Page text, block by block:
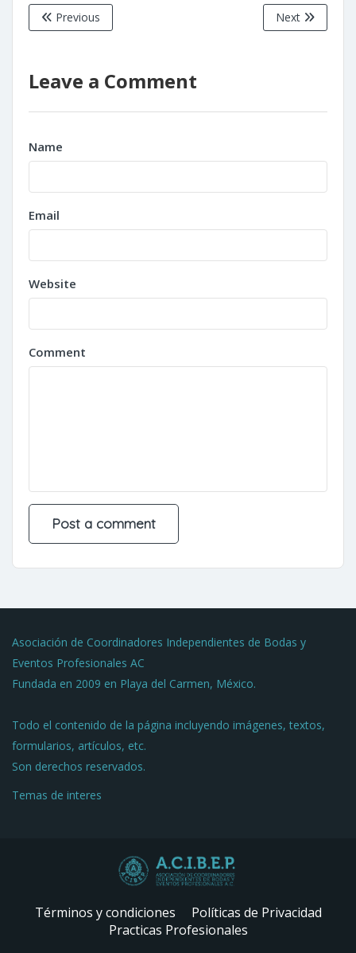
Previous Next
Leave a Comment
Name
Email
Website
Comment
Asociación de Coordinadores Independientes de Bodas y
Eventos Profesionales AC
Fundada en 2009 en Playa del Carmen, México.
Todo el contenido de la página incluyendo imágenes, textos,
formularios, artículos, etc.
Son derechos reservados.
Temas de interes
Términos y condiciones
Políticas de Privacidad
Practicas Profesionales